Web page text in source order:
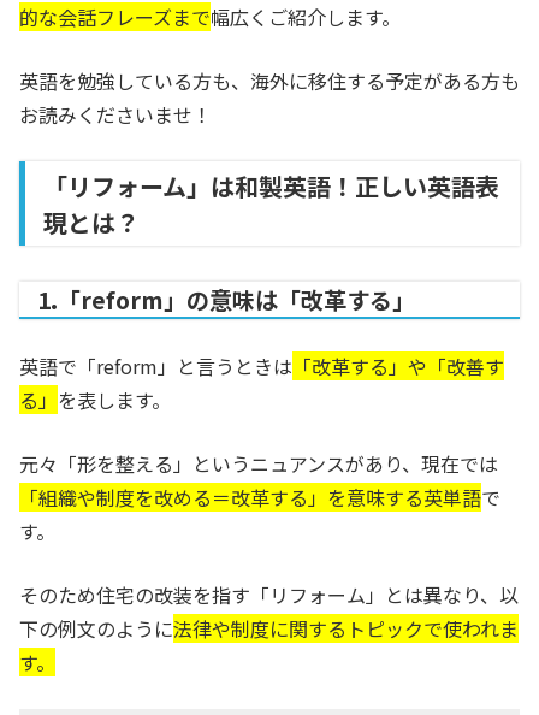
的な会話フレーズまで幅広くご紹介します。
英語を勉強している方も、海外に移住する予定がある方も
お読みくださいませ！
「リフォーム」は和製英語！正しい英語表
現とは？
1.「reform」の意味は「改革する」
英語で「reform」と言うときは 「改革する」や「改善す
る」 を表します。
元々「形を整える」というニュアンスがあり、現在では
「組織や制度を改める＝改革する」を意味する英単語で
す。
そのため住宅の改装を指す「リフォーム」とは異なり、以
下の例文のように法律や制度に関するトピックで使われま
す。